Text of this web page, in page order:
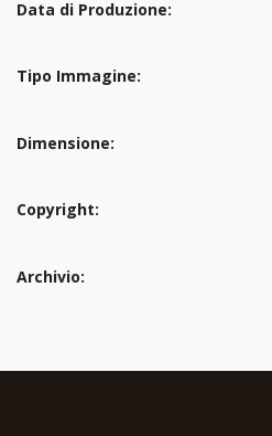
Data di Produzione:
Tipo Immagine:
Dimensione:
Copyright:
Archivio: